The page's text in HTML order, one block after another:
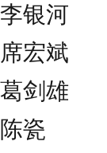
李银河
席宏斌
葛剑雄
陈瓷